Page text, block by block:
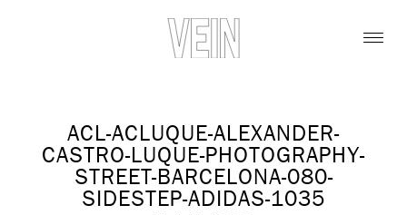
ACL-ACLUQUE-ALEXANDER-
CASTRO-LUQUE-PHOTOGRAPHY-
STREET-BARCELONA-080-
SIDESTEP-ADIDAS-1035